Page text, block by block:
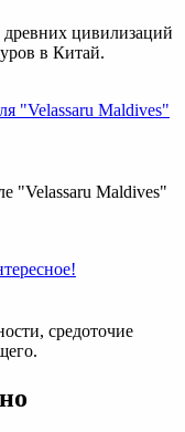
древних цивилизаций
в Китай.
"Velassaru Maldives"
"Velassaru Maldives"
средоточие